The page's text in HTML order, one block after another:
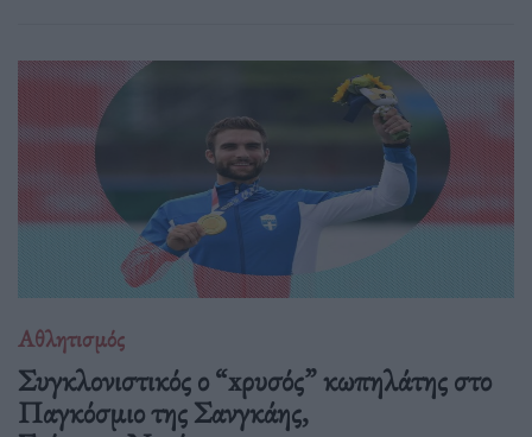
Αθλητισμός
Συγκλονιστικός ο “xρυσός” κωπηλάτης στο
Παγκόσμιο της Σανγκάης,